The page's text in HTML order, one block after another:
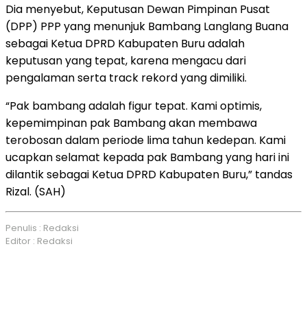
Dia menyebut, Keputusan Dewan Pimpinan Pusat
(DPP) PPP yang menunjuk Bambang Langlang Buana
sebagai Ketua DPRD Kabupaten Buru adalah
keputusan yang tepat, karena mengacu dari
pengalaman serta track rekord yang dimiliki.
“Pak bambang adalah figur tepat. Kami optimis,
kepemimpinan pak Bambang akan membawa
terobosan dalam periode lima tahun kedepan. Kami
ucapkan selamat kepada pak Bambang yang hari ini
dilantik sebagai Ketua DPRD Kabupaten Buru,” tandas
Rizal. (SAH)
Penulis : Redaksi
Editor : Redaksi